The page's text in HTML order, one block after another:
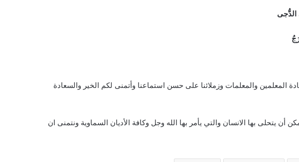
الدُّجى
المعلمين والمعلمات وزملائنا على حسن استماعنا وأتمنى لكم الخير والسعادة
يتحلى بها الانسان والتي يأمر بها الله وجل وكافة الأديان السماوية ونتمنى ان